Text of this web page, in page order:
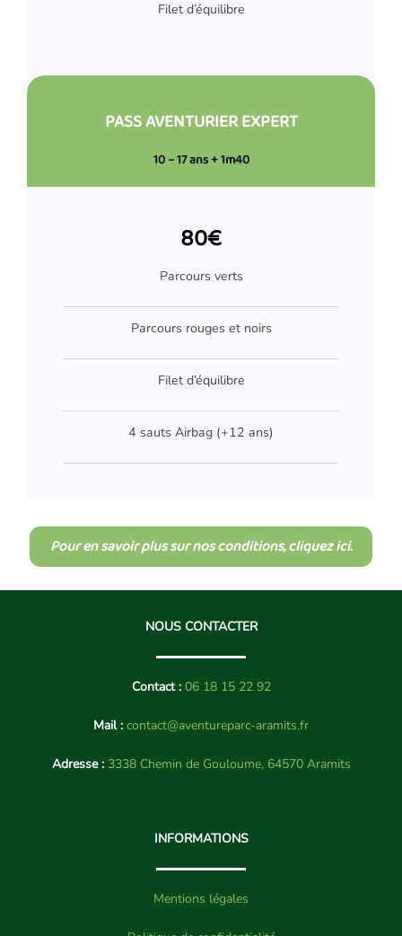
Filet d’équilibre
PASS AVENTURIER EXPERT
10 – 17 ans + 1m40
80€
Parcours verts
Parcours rouges et noirs
Filet d’équilibre
4 sauts Airbag (+12 ans)
Pour en savoir plus sur nos conditions, cliquez ici.
NOUS CONTACTER
Contact : 06 18 15 22 92
Mail : contact@aventureparc-aramits.fr
Adresse : 3338 Chemin de Gouloume, 64570 Aramits
INFORMATIONS
Mentions légales